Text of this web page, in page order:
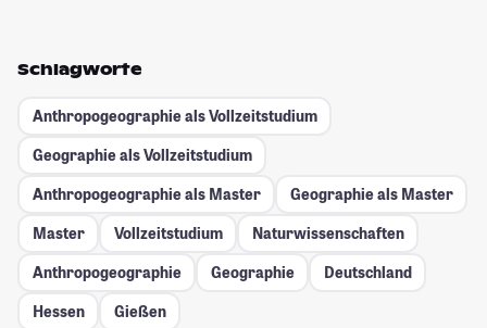
Schlagworte
Anthropogeographie als Vollzeitstudium
Geographie als Vollzeitstudium
Anthropogeographie als Master
Geographie als Master
Master
Vollzeitstudium
Naturwissenschaften
Anthropogeographie
Geographie
Deutschland
Hessen
Gießen